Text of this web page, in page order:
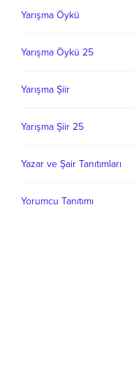
Yarışma Öykü
Yarışma Öykü 25
Yarışma Şiir
Yarışma Şiir 25
Yazar ve Şair Tanıtımları
Yorumcu Tanıtımı